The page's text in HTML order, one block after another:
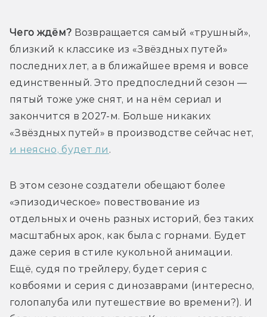
Чего ждём? Возвращается самый «трушный»,
близкий к классике из «Звёздных путей»
последних лет, а в ближайшее время и вовсе
единственный. Это предпоследний сезон —
пятый тоже уже снят, и на нём сериал и
закончится в 2027-м. Больше никаких
и неясно, будет ли .
В этом сезоне создатели обещают более
«эпизодическое» повествование из
отдельных и очень разных историй, без таких
масштабных арок, как была с горнами. Будет
даже серия в стиле кукольной анимации.
Ещё, судя по трейлеру, будет серия с
ковбоями и серия с динозаврами (интересно,
голопалуба или путешествие во времени?). И